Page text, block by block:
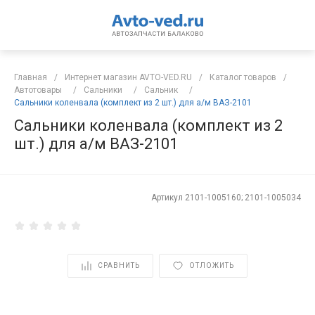
Главная / Интернет магазин AVTO-VED.RU / Каталог товаров
/
Автотовары
/ Сальники / Сальник
/
Сальники коленвала (комплект из 2 шт.) для а/м ВАЗ-2101
Сальники коленвала (комплект из 2
шт.) для а/м ВАЗ-2101
Артикул 2101-1005160; 2101-1005034
СРАВНИТЬ ОТЛОЖИТЬ